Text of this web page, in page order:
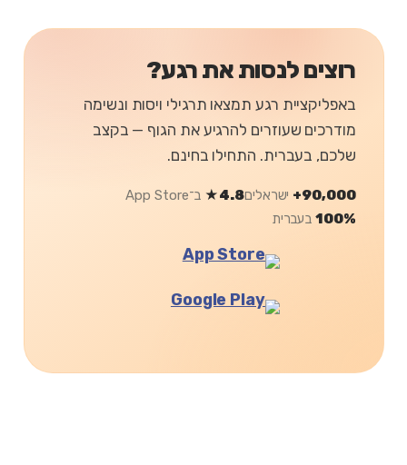
רוצים לנסות את רגע?
באפליקציית רגע תמצאו תרגילי ויסות ונשימה
מודרכים שעוזרים להרגיע את הגוף — בקצב
שלכם, בעברית. התחילו בחינם.
90,000+ ישראלים4.8★
ב־App Store
100%בעברית